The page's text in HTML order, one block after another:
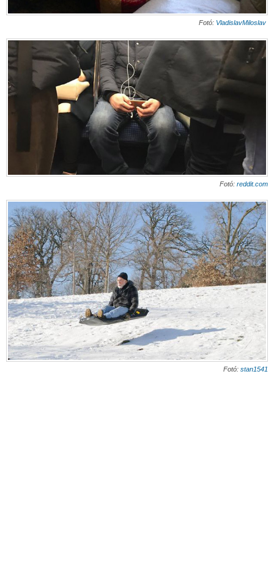
Fotó: VladislavMiloslav
Fotó: reddit.com
Fotó: stan1541